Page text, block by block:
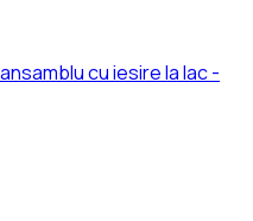
cu iesire la lac -